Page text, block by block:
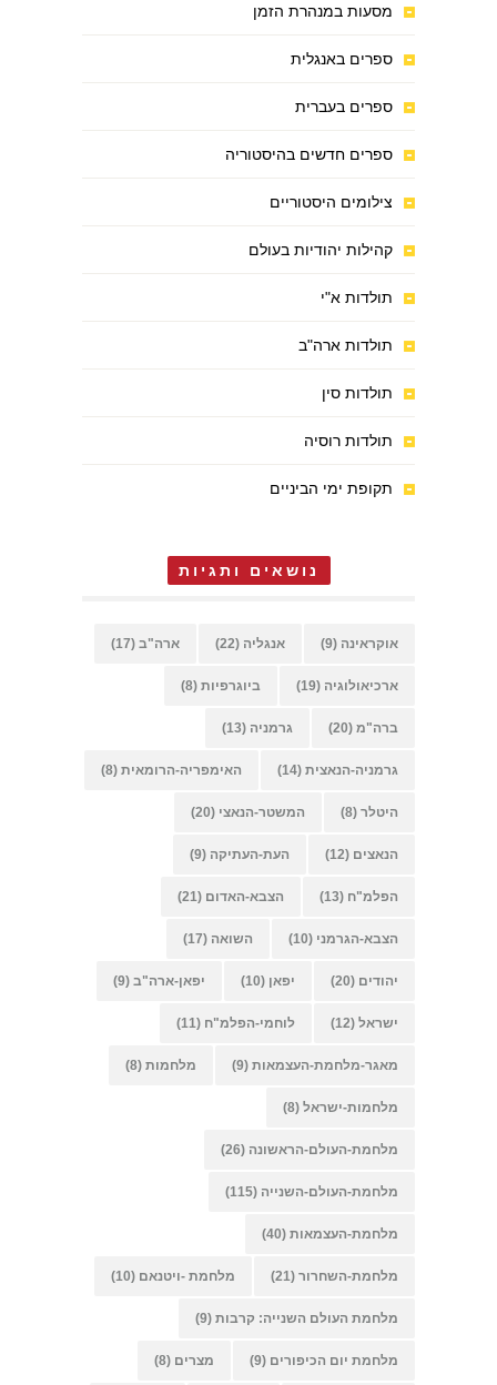
מסעות במנהרת הזמן
ספרים באנגלית
ספרים בעברית
ספרים חדשים בהיסטוריה
צילומים היסטוריים
קהילות יהודיות בעולם
תולדות א"י
תולדות ארה"ב
תולדות סין
תולדות רוסיה
תקופת ימי הביניים
נושאים ותגיות
אוקראינה (9) אנגליה (22) ארה"ב (17)
ארכיאולוגיה (19) ביוגרפיות (8)
ברה"מ (20) גרמניה (13)
גרמניה-הנאצית (14) האימפריה-הרומאית (8)
היטלר (8) המשטר-הנאצי (20)
הנאצים (12) העת-העתיקה (9)
הפלמ"ח (13) הצבא-האדום (21)
הצבא-הגרמני (10) השואה (17)
יהודים (20) יפאן (10) יפאן-ארה"ב (9)
ישראל (12) לוחמי-הפלמ"ח (11)
מאגר-מלחמת-העצמאות (9) מלחמות (8)
מלחמות-ישראל (8)
מלחמת-העולם-הראשונה (26)
מלחמת-העולם-השנייה (115)
מלחמת-העצמאות (40)
מלחמת-השחרור (21) מלחמת -ויטנאם (10)
מלחמת העולם השנייה: קרבות (9)
מלחמת יום הכיפורים (9) מצרים (8)